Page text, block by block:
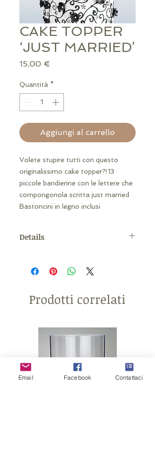
CAKE TOPPER
‘JUST MARRIED’
15,00 €
Quantità *
Aggiungi al carrello
Volete stupire tutti con questo
originalissimo cake topper?!13
piccole bandierine con le lettere che
compongonola scritta just married
Bastoncini in legno inclusi
Details
Prodotti correlati
Email Facebook Contattaci